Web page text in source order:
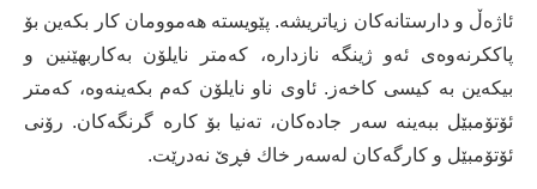
ئاژەڵ و دارستانەكان زیاتریشە. پێویستە هەموومان كار بكەین بۆ
پاككرنەوەی ئەو ژینگە نازدارە، كەمتر نایلۆن بەكاربهێنین و
بیكەین بە كیسی كاخەز. ئاوی ناو نایلۆن كەم بكەینەوە، كەمتر
ئۆتۆمبێل ببەینە سەر جادەكان، تەنیا بۆ كارە گرنگەكان. رۆنی
ئۆتۆمبێل و كارگەكان لەسەر خاك فڕێ نەدرێت.